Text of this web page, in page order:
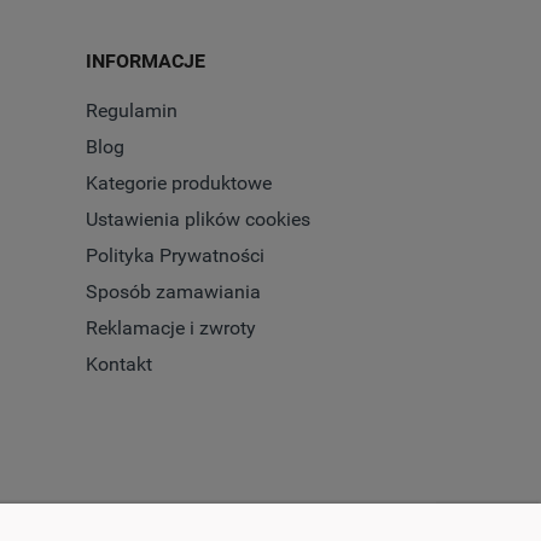
INFORMACJE
Regulamin
Blog
Kategorie produktowe
Ustawienia plików cookies
Polityka Prywatności
Sposób zamawiania
Reklamacje i zwroty
Kontakt